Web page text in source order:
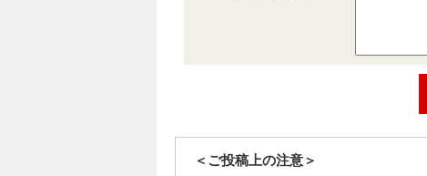
＜ご投稿上の注意＞